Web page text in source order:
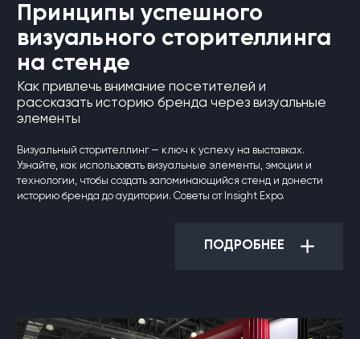
Принципы успешного
визуального сторителлинга
на стенде
Как привлечь внимание посетителей и
рассказать историю бренда через визуальные
элементы
Визуальный сторителлинг — ключ к успеху на выставках.
Узнайте, как использовать визуальные элементы, эмоции и
технологии, чтобы создать запоминающийся стенд и донести
историю бренда до аудитории. Советы от Insight Expo.
ПОДРОБНЕЕ